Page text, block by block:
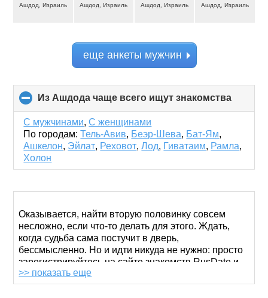
Ашдод, Израиль Ашдод, Израиль Ашдод, Израиль Ашдод, Израиль
еще анкеты мужчин
Из Ашдода чаще всего ищут знакомства
to
С мужчинами,С женщинами
По городам: Тель-Авив, Беэр-Шева, Бат-Ям,
Ашкелон, Эйлат, Реховот,Лод, Гиватаим, Рамла,
Холон
Оказывается, найти вторую половинку совсем
несложно, если что-то делать для этого. Ждать,
когда судьба сама постучит в дверь,
бессмысленно. Но и идти никуда не нужно: просто
зарегистрируйтесь на сайте знакомств RusDate и
получите возможность виртуального общения с
людьми из разных уголков мира.
>> показать еще